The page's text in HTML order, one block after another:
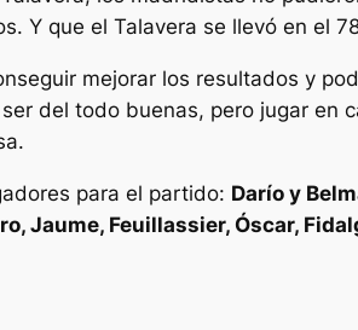
Y que el Talavera se llevó en el
mejorar los resultados y
del todo buenas, pero jugar en
para el partido: Darío y
Jaume, Feuillassier, Óscar,